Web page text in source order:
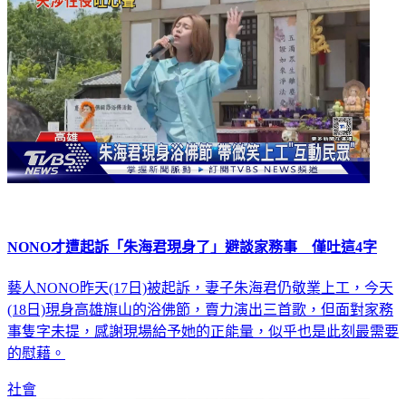
NONO才遭起訴「朱海君現身了」避談家務事 僅吐這4字
藝人NONO昨天(17日)被起訴，妻子朱海君仍敬業上工，今天
(18日)現身高雄旗山的浴佛節，賣力演出三首歌，但面對家務
事隻字未提，感謝現場給予她的正能量，似乎也是此刻最需要
的慰藉。
社會